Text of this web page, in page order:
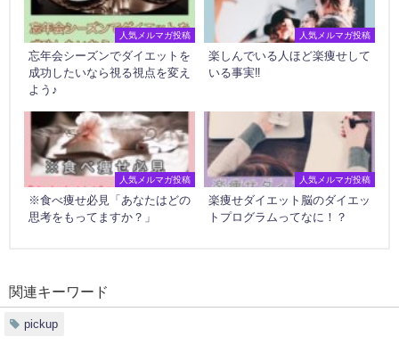
人気メルマガ投稿
忘年会シーズンでダイエットを
成功したいなら視る視点を変え
よう♪
人気メルマガ投稿
楽しんでいる人ほど楽痩せして
いる事実‼
人気メルマガ投稿
※食べ痩せ必見「あなたはどの
思考をもってますか？」
人気メルマガ投稿
楽痩せダイエット脳のダイエッ
トプログラムってなに！？
関連キーワード
pickup